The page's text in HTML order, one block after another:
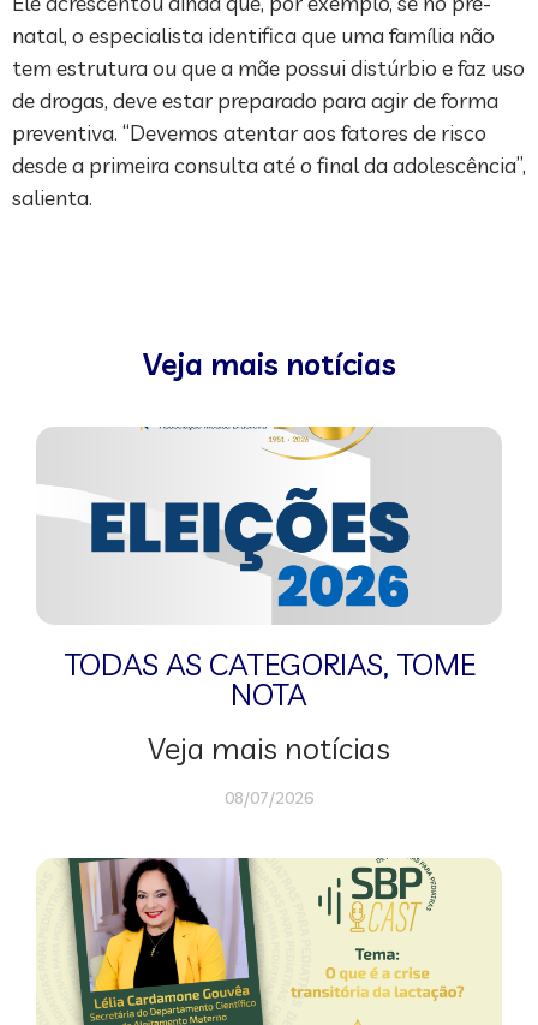
natal, o especialista identifica que uma família não
tem estrutura ou que a mãe possui distúrbio e faz uso
de drogas, deve estar preparado para agir de forma
preventiva. “Devemos atentar aos fatores de risco
desde a primeira consulta até o final da adolescência”,
salienta.
Veja mais notícias
TODAS AS CATEGORIAS, TOME
NOTA
Veja mais notícias
08/07/2026